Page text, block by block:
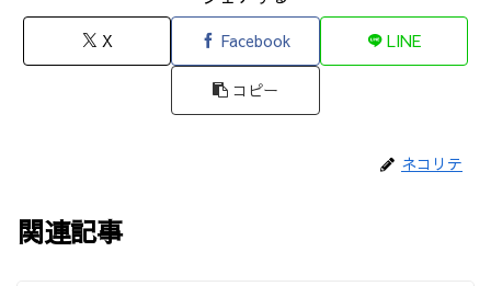
X Facebook LINE
コピー
ネコリテ
関連記事